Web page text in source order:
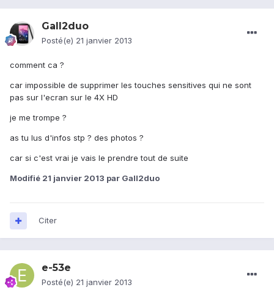
Gall2duo
Posté(e) 21 janvier 2013
comment ca ?
car impossible de supprimer les touches sensitives qui ne sont
pas sur l'ecran sur le 4X HD
je me trompe ?
as tu lus d'infos stp ? des photos ?
car si c'est vrai je vais le prendre tout de suite
Modifié 21 janvier 2013 par Gall2duo
Citer
e-53e
Posté(e) 21 janvier 2013